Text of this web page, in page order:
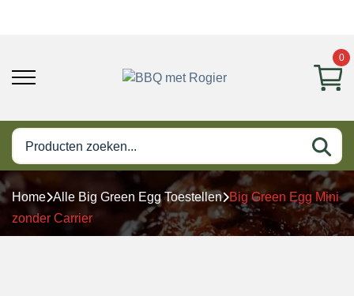
0
Home Alle Big Green Egg Toestellen
Big Green Egg Mini
zonder Carrier